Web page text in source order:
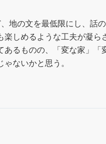
地の文を最低限にし、話
しめるような工夫が凝ら
るものの、「変な家」「
ないかと思う。